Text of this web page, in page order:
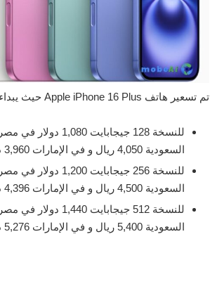
تم تسعير هاتف Apple iPhone 16 Plus حيث يبداء :
السعودية 4,050 ريال و في الإمارات 3,960 درهم
السعودية 4,500 ريال و في الإمارات 4,396 درهم
السعودية 5,400 ريال و في الإمارات 5,276 درهم